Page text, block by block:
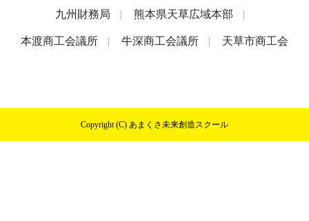
九州財務局 熊本県天草広域本部
本渡商工会議所 牛深商工会議所 天草市商工会
Copyright (C) あまくさ未来創造スクール